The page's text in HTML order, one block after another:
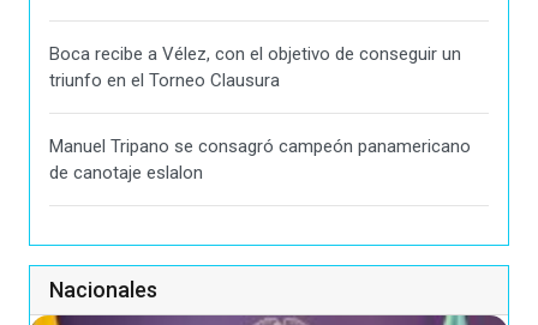
Boca recibe a Vélez, con el objetivo de conseguir un
triunfo en el Torneo Clausura
Manuel Tripano se consagró campeón panamericano
de canotaje eslalon
Nacionales